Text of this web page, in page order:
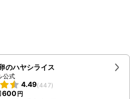
のハヤシライス
公式
4.49(447)
600 円